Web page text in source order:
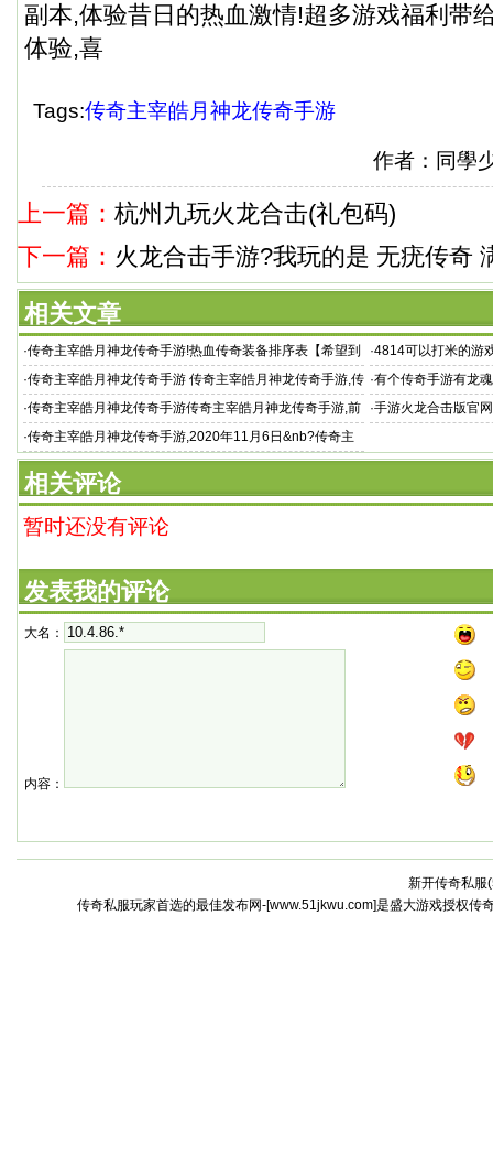
副本,体验昔日的热血激情!超多游戏福利带
体验,喜
Tags:传奇主宰皓月神龙传奇手游
作者：同學
上一篇： 杭州九玩火龙合击(礼包码)
下一篇： 火龙合击手游?我玩的是 无疣传奇
相关文章
·传奇主宰皓月神龙传奇手游!热血传奇装备排序表【希望到
目
·4814可以打米的游
榜2021 官方回收
·传奇主宰皓月神龙传奇手游 传奇主宰皓月神龙传奇手游,传
奇主
·有个传奇手游有龙
·传奇主宰皓月神龙传奇手游传奇主宰皓月神龙传奇手游,前
几天玩了个私服叫
·手游火龙合击版官
·传奇主宰皓月神龙传奇手游,2020年11月6日&nb?传奇主
宰皓月神龙传奇手游 sp
相关评论
暂时还没有评论
发表我的评论
大名：
内容：
新开传奇私服(
传奇私服玩家首选的最佳发布网-[www.51jkwu.com]是盛大游戏授权传